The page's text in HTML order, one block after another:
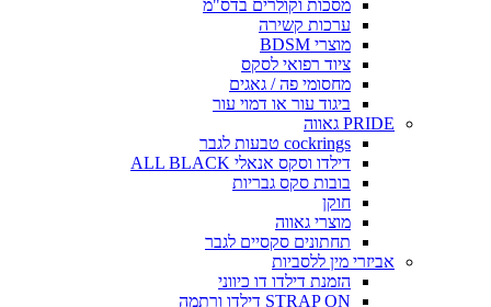
מסכות וקולרים בדס"מ
ערכות קשירה
מוצרי BDSM
ציוד רפואי לסקס
מחסומי פה / גאגים
ביגוד עור או דמוי עור
PRIDE גאווה
cockrings טבעות לגבר
דילדו וסקס אנאלי ALL BLACK
בובות סקס גבריות
חוקן
מוצרי גאווה
תחתונים סקסיים לגבר
אביזרי מין ללסביות
הזמנת דילדו דו כיווני
STRAP ON דילדו ורתמה